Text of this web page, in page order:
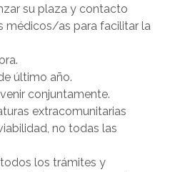
su plaza y contacto
médicos/as para facilitar la
último año.
conjuntamente.
extracomunitarias
no todas las
los trámites y